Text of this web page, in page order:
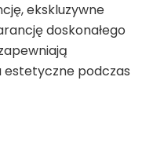
ekskluzywne
doskonałego
estetyczne podczas